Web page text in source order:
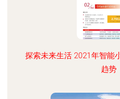
探索未来生活 2021年智能
趋势